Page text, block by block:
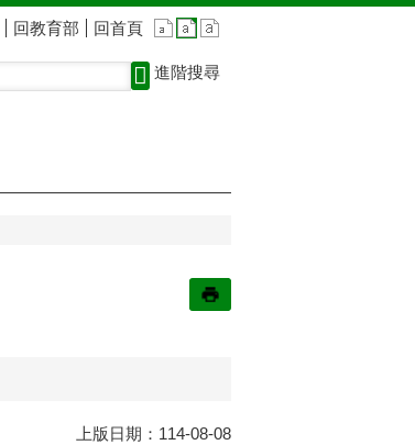
回教育部 回首頁
進階搜尋
上版日期：114-08-08